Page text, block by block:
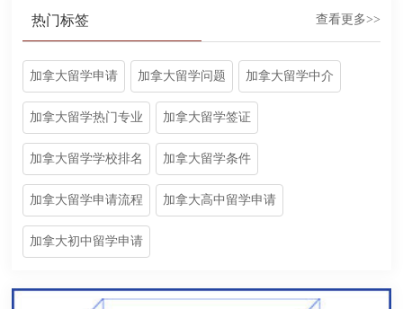
热门标签 查看更多>>
加拿大留学申请 加拿大留学问题 加拿大留学中介
加拿大留学热门专业 加拿大留学签证
加拿大留学学校排名 加拿大留学条件
加拿大留学申请流程 加拿大高中留学申请
加拿大初中留学申请